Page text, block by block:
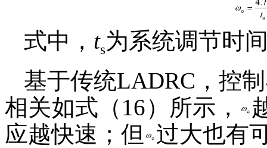
式中， ts为系统调节时
基于传统LADRC，控
相关如式（16）所示，
应越快速；但
过大也有